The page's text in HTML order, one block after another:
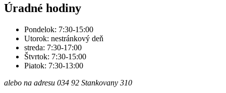
Úradné hodiny
Pondelok: 7:30-15:00
Utorok: nestránkový deň
streda: 7:30-17:00
Štvrtok: 7:30-15:00
Piatok: 7:30-13:00
alebo na adresu 034 92 Stankovany 310